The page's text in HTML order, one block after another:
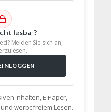
lesbar?
Melden Sie sich an,
Inhalten, E-Paper,
werbefreiem Lesen.